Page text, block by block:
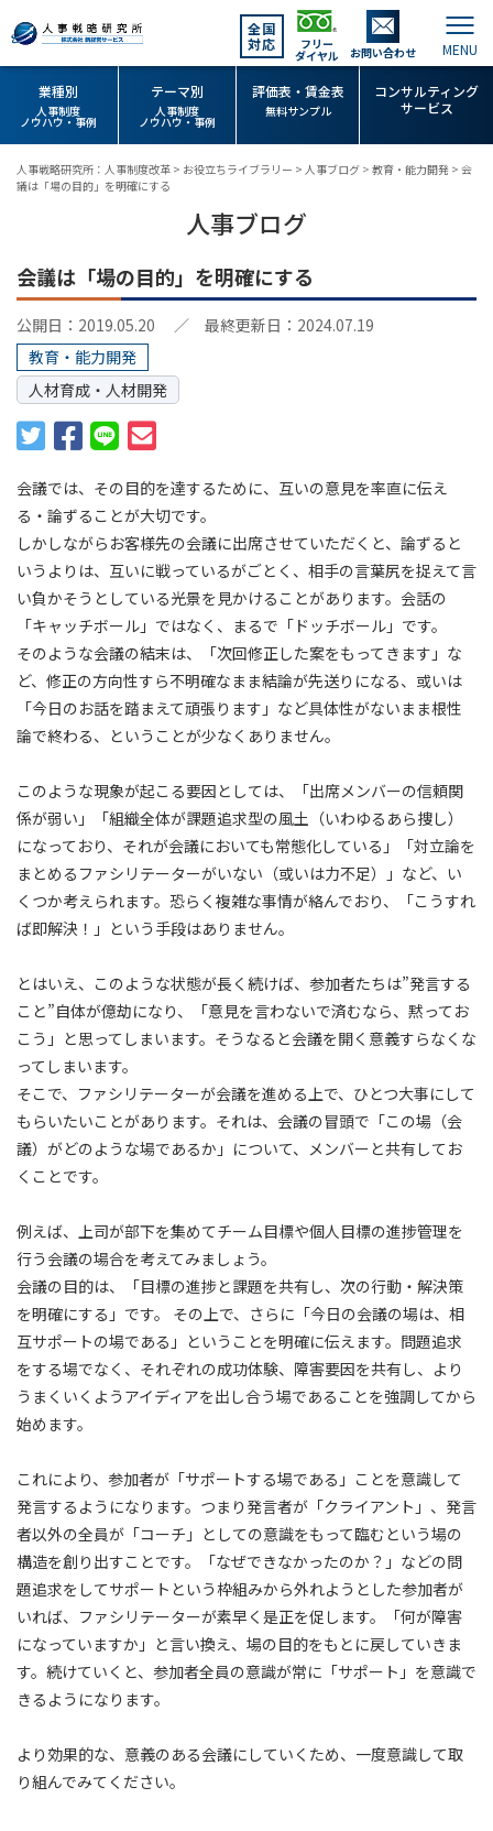
全国
対応
フリー
ダイヤル お問い合わせ
業種別
人事制度
ノウハウ・事例
テーマ別
人事制度
ノウハウ・事例
評価表・賃金表
無料サンプル
コンサルティング
サービス
人事戦略研究所：人事制度改革 > お役立ちライブラリー > 人事ブログ > 教育・能力開発 > 会
議は「場の目的」を明確にする
人事ブログ
会議は「場の目的」を明確にする
公開日：2019.05.20
／ 最終更新日：2024.07.19
教育・能力開発
人材育成・人材開発
会議では、その目的を達するために、互いの意見を率直に伝え
る・論ずることが大切です。
しかしながらお客様先の会議に出席させていただくと、論ずると
いうよりは、互いに戦っているがごとく、相手の言葉尻を捉えて言
い負かそうとしている光景を見かけることがあります。会話の
「キャッチボール」ではなく、まるで「ドッチボール」です。
そのような会議の結末は、「次回修正した案をもってきます」な
ど、修正の方向性すら不明確なまま結論が先送りになる、或いは
「今日のお話を踏まえて頑張ります」など具体性がないまま根性
論で終わる、ということが少なくありません。
このような現象が起こる要因としては、「出席メンバーの信頼関
係が弱い」「組織全体が課題追求型の風土（いわゆるあら捜し）
になっており、それが会議においても常態化している」「対立論を
まとめるファシリテーターがいない（或いは力不足）」など、い
くつか考えられます。恐らく複雑な事情が絡んでおり、「こうすれ
ば即解決！」という手段はありません。
とはいえ、このような状態が長く続けば、参加者たちは”発言する
こと”自体が億劫になり、「意見を言わないで済むなら、黙ってお
こう」と思ってしまいます。そうなると会議を開く意義すらなくな
ってしまいます。
そこで、ファシリテーターが会議を進める上で、ひとつ大事にして
もらいたいことがあります。それは、会議の冒頭で「この場（会
議）がどのような場であるか」について、メンバーと共有してお
くことです。
例えば、上司が部下を集めてチーム目標や個人目標の進捗管理を
行う会議の場合を考えてみましょう。
会議の目的は、「目標の進捗と課題を共有し、次の行動・解決策
を明確にする」です。 その上で、さらに「今日の会議の場は、相
互サポートの場である」ということを明確に伝えます。問題追求
をする場でなく、それぞれの成功体験、障害要因を共有し、より
うまくいくようアイディアを出し合う場であることを強調してから
始めます。
これにより、参加者が「サポートする場である」ことを意識して
発言するようになります。つまり発言者が「クライアント」、発言
者以外の全員が「コーチ」としての意識をもって臨むという場の
構造を創り出すことです。「なぜできなかったのか？」などの問
題追求をしてサポートという枠組みから外れようとした参加者が
いれば、ファシリテーターが素早く是正を促します。「何が障害
になっていますか」と言い換え、場の目的をもとに戻していきま
す。続けていくと、参加者全員の意識が常に「サポート」を意識で
きるようになります。
より効果的な、意義のある会議にしていくため、一度意識して取
り組んでみてください。